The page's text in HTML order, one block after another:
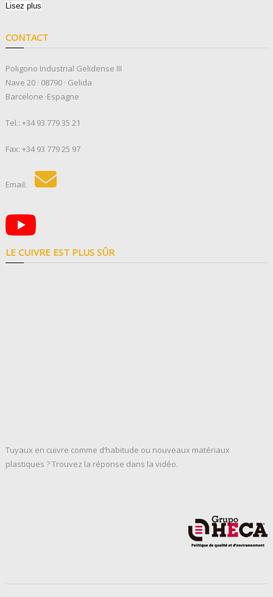
Lisez plus
CONTACT
Poligono Industrial Gelidense III
Nave 20 · 08790 · Gelida
Barcelone ·Espagne
Tel.: +34 93 779 35 21
Fax: +34 93 779 25 97
Email:
LE CUIVRE EST PLUS SÛR
Tuyaux en cuivre comme d’habitude ou nouveaux matériaux
plastiques ? Trouvez la réponse dans la vidéo.